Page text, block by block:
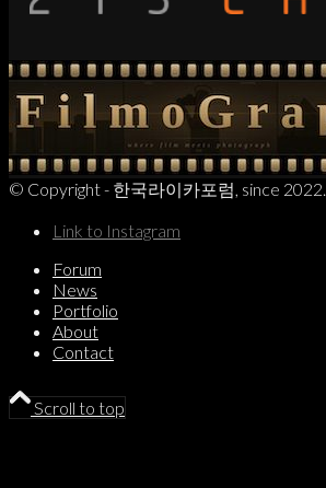
© Copyright - 한국라이카포럼, since 2022.
Link to Instagram
Forum
News
Portfolio
About
Contact
Scroll to top